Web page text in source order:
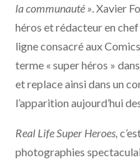
la communauté » . Xavier
héros et rédacteur en
ligne consacré aux
terme « super héros »
et replace ainsi dans un
l’apparition aujourd’hui
Real Life Super Heroes,
photographies